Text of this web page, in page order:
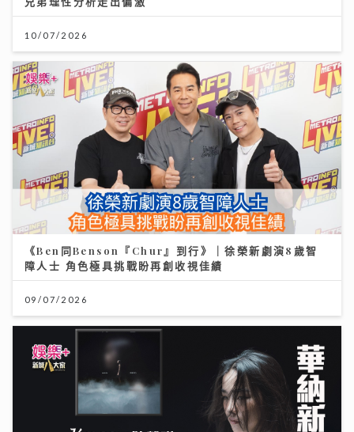
10/07/2026
《Ben同Benson『Chur』到行》｜徐榮新劇演8歲智
障人士 角色極具挑戰盼再創收視佳績
09/07/2026